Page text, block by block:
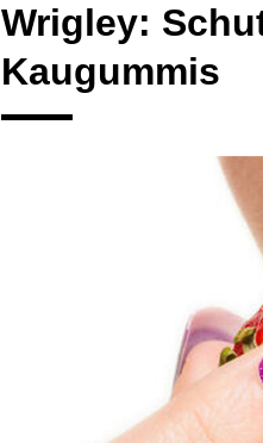
Wrigley:
Kaugummis